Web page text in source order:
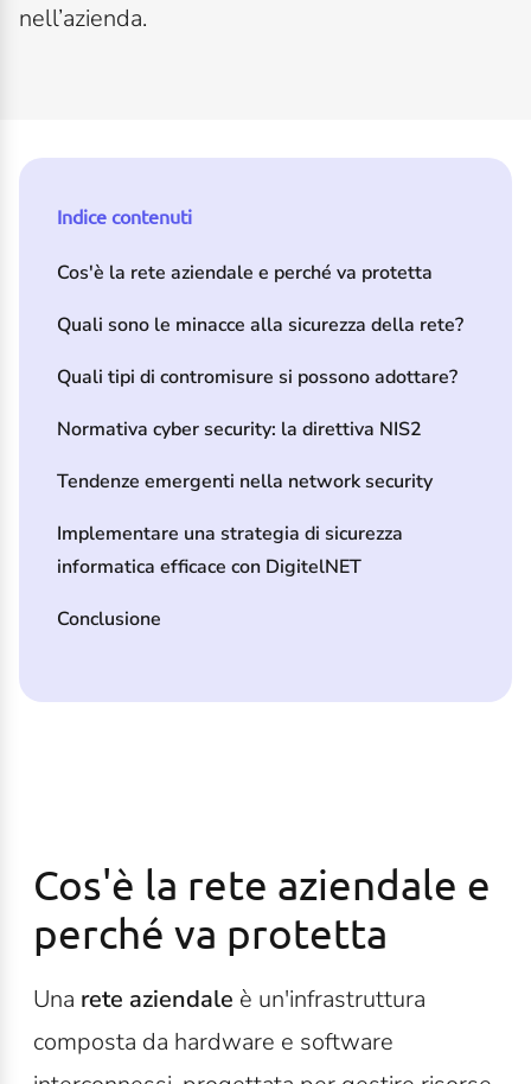
nell’azienda.
Indice contenuti
Cos'è la rete aziendale e perché va protetta
Quali sono le minacce alla sicurezza della rete?
Quali tipi di contromisure si possono adottare?
Normativa cyber security: la direttiva NIS2
Tendenze emergenti nella network security
Implementare una strategia di sicurezza
informatica efficace con DigitelNET
Conclusione
Cos'è la rete aziendale e
perché va protetta
Una rete aziendale è un'infrastruttura
composta da hardware e software